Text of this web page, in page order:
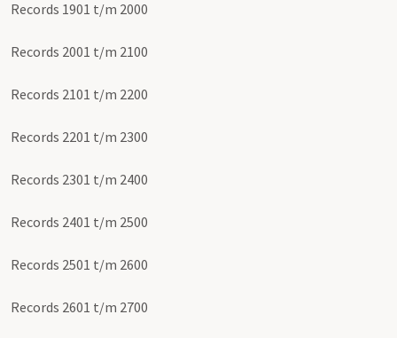
Records 1901 t/m 2000
Records 2001 t/m 2100
Records 2101 t/m 2200
Records 2201 t/m 2300
Records 2301 t/m 2400
Records 2401 t/m 2500
Records 2501 t/m 2600
Records 2601 t/m 2700